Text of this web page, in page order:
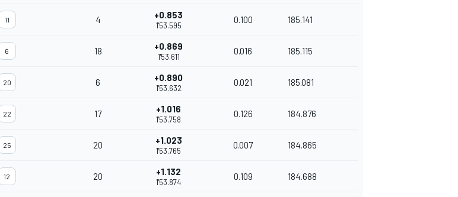
11 4 +0.853
1'53.595
0.100 185.141
6 18 +0.869
1'53.611
0.016 185.115
20 6 +0.890
1'53.632
0.021 185.081
22 17 +1.016
1'53.758
0.126 184.876
25 20 +1.023
1'53.765
0.007 184.865
12 20 +1.132
1'53.874
0.109 184.688